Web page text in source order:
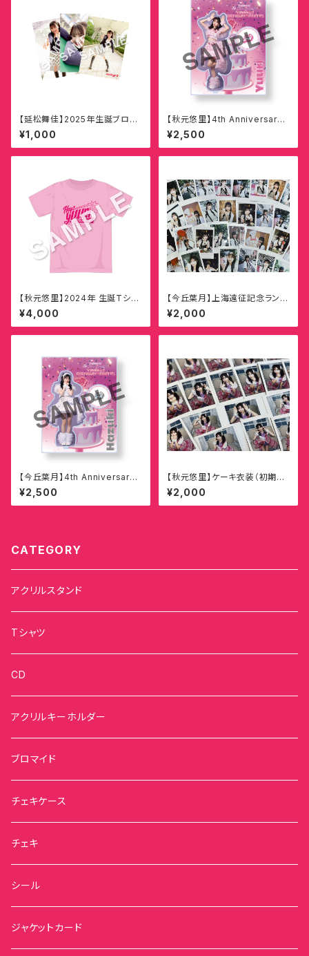
【延松舞佳】2025年生誕ブロマ
イド（全20種・ランダム3枚1セッ
ト）
¥1,000
【秋元悠里】4th Anniversary
Live YUMMY!! BIRTHDAY!!
PARTY!! プレゼント衣装 アク
リルスタンド
¥2,500
【秋元悠里】2024年 生誕Tシャ
ツ
¥4,000
【今丘葉月】上海遠征記念ランダ
ムチェキ
¥2,000
【今丘葉月】4th Anniversary
Live YUMMY!! BIRTHDAY!!
PARTY!! プレゼント衣装 アク
リルスタンド
¥2,500
【秋元悠里】ケーキ衣装（初期衣
装カスタム）記念ランダムチェキ
¥2,000
CATEGORY
アクリルスタンド
Tシャツ
CD
アクリルキーホルダー
ブロマイド
チェキケース
チェキ
シール
ジャケットカード